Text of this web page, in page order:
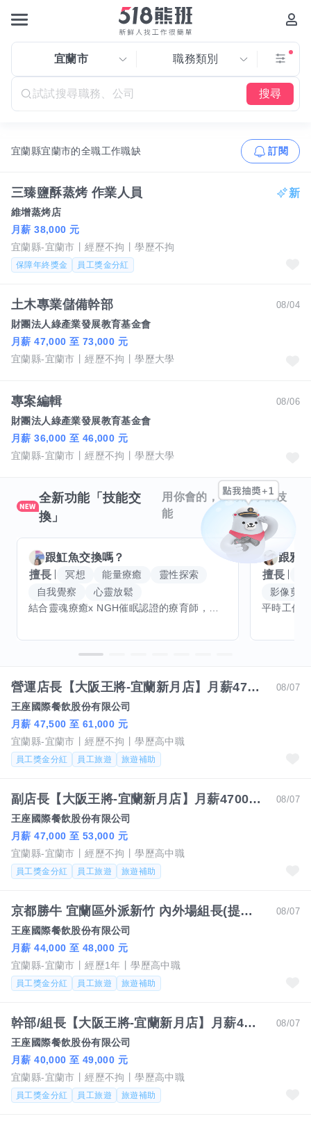
宜蘭市 職務類別
搜尋
宜蘭縣宜蘭市的全職工作職缺 訂閱
三臻鹽酥蒸烤 作業人員
維增蒸烤店
月薪 38,000 元
宜蘭縣-宜蘭市
經歷不拘 學歷不拘
保障年終獎金 員工獎金分紅
08/04
土木專業儲備幹部
財團法人綠產業發展教育基金會
月薪 47,000 至 73,000 元
宜蘭縣-宜蘭市
經歷不拘 學歷大學
08/06
專案編輯
財團法人綠產業發展教育基金會
月薪 36,000 至 46,000 元
宜蘭縣-宜蘭市
經歷不拘 學歷大學
全新功能「技能交
換」
用你會的，換你想學的技
能
跟魟魚交換嗎？
擅長
冥想 能量療癒
靈性探索
自我覺察
心靈放鬆
跟雅
擅長
影像剪
08/07
營運店長【大阪王將-宜蘭新月店】月薪47500-61000 #另有門市達標獎金
王座國際餐飲股份有限公司
月薪 47,500 至 61,000 元
宜蘭縣-宜蘭市
經歷不拘 學歷高中職
員工獎金分紅 員工旅遊 旅遊補助
08/07
副店長【大阪王將-宜蘭新月店】月薪47000-53000 #另有門市達標獎金
王座國際餐飲股份有限公司
月薪 47,000 至 53,000 元
宜蘭縣-宜蘭市
經歷不拘 學歷高中職
員工獎金分紅 員工旅遊 旅遊補助
08/07
京都勝牛 宜蘭區外派新竹 內外場組長(提供住宿與外派津貼)#月薪44000-48000#另有門市達標獎金
王座國際餐飲股份有限公司
月薪 44,000 至 48,000 元
宜蘭縣-宜蘭市
經歷1年 學歷高中職
員工獎金分紅 員工旅遊 旅遊補助
08/07
幹部/組長【大阪王將-宜蘭新月店】月薪40000-49000#另有門市達標獎金
王座國際餐飲股份有限公司
月薪 40,000 至 49,000 元
宜蘭縣-宜蘭市
經歷不拘 學歷高中職
員工獎金分紅 員工旅遊 旅遊補助